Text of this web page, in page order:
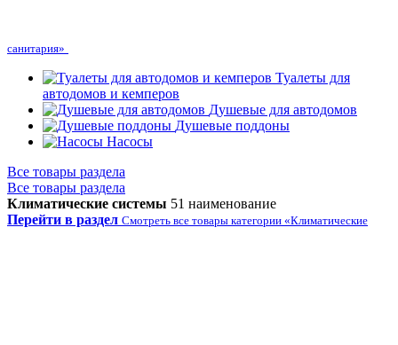
санитария»
Туалеты для
автодомов и кемперов
Душевые для автодомов
Душевые поддоны
Насосы
Все товары раздела
Все товары раздела
Климатические системы 51 наименование
Перейти в раздел Смотреть все товары категории «Климатические